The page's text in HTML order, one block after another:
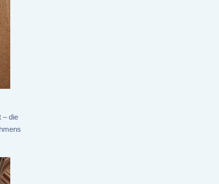
– die